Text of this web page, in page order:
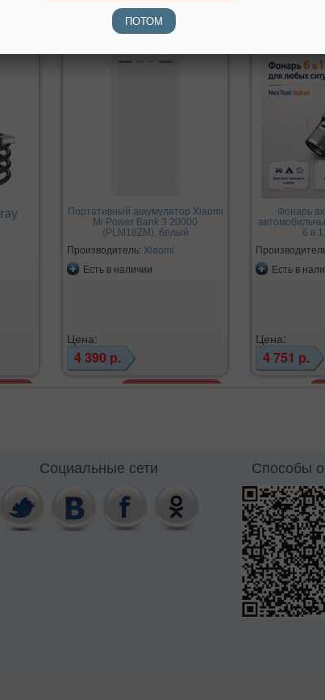
Портативный аккумулятор Xiaomi
Mi Power Bank 3 20000
(PLM18ZM), белый
Производитель: Xiaomi
Есть в наличии
Цена:
4 390 р.
Фонарь
6 в
Есть в
Цена:
4 751 р.
Социальные сети Способы
ПОТОМ